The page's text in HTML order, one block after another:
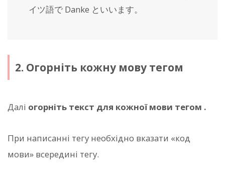
イツ語で Danke といいます。
2. Огорніть кожну мову тегом
Далі огорніть текст для кожної мови тегом .
При написанні тегу необхідно вказати «код
мови» всередині тегу.